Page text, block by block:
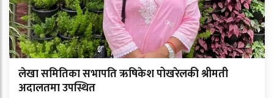
लेखा समितिका सभापति ऋषिकेश पोखरेलकी श्रीमती
अदालतमा उपस्थित